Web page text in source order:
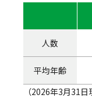
人数
平均年齢
（2026年3月31日